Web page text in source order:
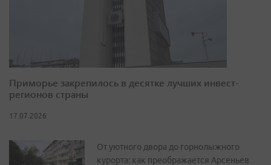
Приморье закрепилось в десятке лучших инвест-
регионов страны
17.07.2026
От уютного двора до горнолыжного
курорта: как преображается Арсеньев